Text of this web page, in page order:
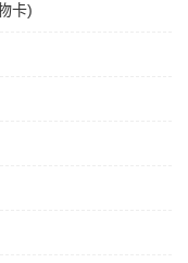
卡)